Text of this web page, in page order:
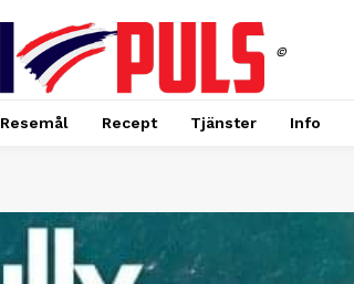
©
Resemål Recept Tjänster Info